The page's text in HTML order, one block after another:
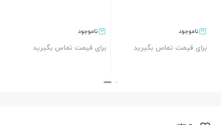
ناموجود
برای قیمت تماس بگیرید
ناموجود
برای قیمت تماس بگیرید